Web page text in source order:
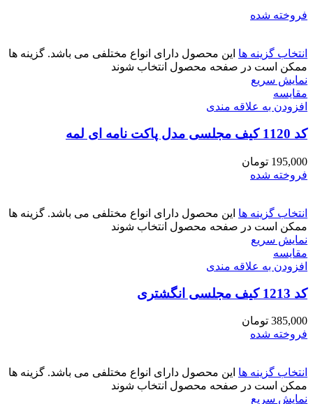
فروخته شده
انتخاب گزینه ها این محصول دارای انواع مختلفی می باشد. گزینه ها
ممکن است در صفحه محصول انتخاب شوند
نمایش سریع
مقايسه
افزودن به علاقه مندی
کد 1120 کیف مجلسی مدل پاکت نامه ای لمه
195,000 تومان
فروخته شده
انتخاب گزینه ها این محصول دارای انواع مختلفی می باشد. گزینه ها
ممکن است در صفحه محصول انتخاب شوند
نمایش سریع
مقايسه
افزودن به علاقه مندی
کد 1213 کیف مجلسی انگشتری
385,000 تومان
فروخته شده
انتخاب گزینه ها این محصول دارای انواع مختلفی می باشد. گزینه ها
ممکن است در صفحه محصول انتخاب شوند
نمایش سریع